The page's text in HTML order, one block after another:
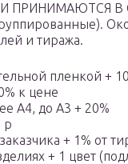
ПРИНИМАЮТСЯ В
и тиража.
пленкой +
к цене
А4, до А3 + 20%
р
+ 1% от
+ 1 цвет